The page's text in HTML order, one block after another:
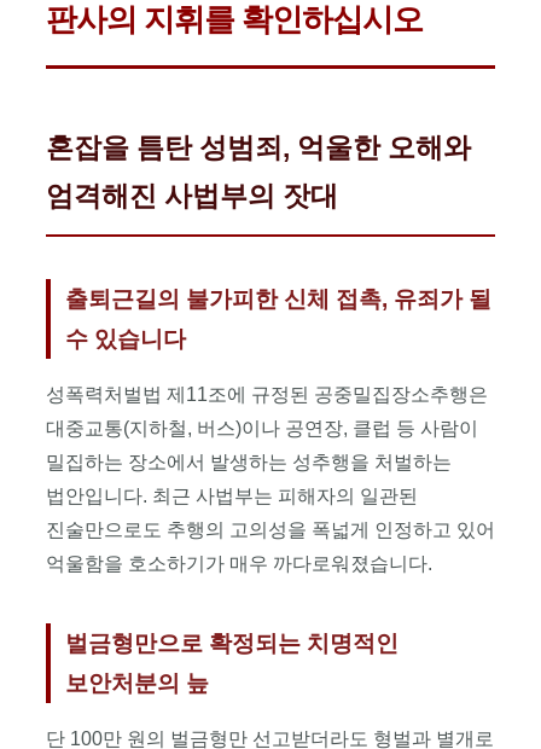
성추행,
성추행,
억울한
무혐의,
현행범
체포
대응,
대표변호사
총괄
지휘,
전담
변호사팀
밀착
여성청소년과
피의자
신문조서
조사
동석,
판사의 지휘를 확인하십시오
혼잡을 틈탄 성범죄, 억울한 오해와
엄격해진 사법부의 잣대
출퇴근길의 불가피한 신체 접촉, 유죄가 될
수 있습니다
성폭력처벌법 제11조에 규정된 공중밀집장소추행은
대중교통(지하철, 버스)이나 공연장, 클럽 등 사람이
밀집하는 장소에서 발생하는 성추행을 처벌하는
법안입니다. 최근 사법부는 피해자의 일관된
진술만으로도 추행의 고의성을 폭넓게 인정하고 있어
억울함을 호소하기가 매우 까다로워졌습니다.
벌금형만으로 확정되는 치명적인
보안처분의 늪
단 100만 원의 벌금형만 선고받더라도 형벌과 별개로